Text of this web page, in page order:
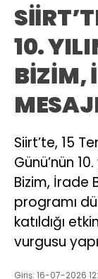
10.
BİZİM,
Siirt’te, 15
Günü’nün
Bizim, İrade
programı
katıldığı
vurgusu
Giriş: 16-07-2026